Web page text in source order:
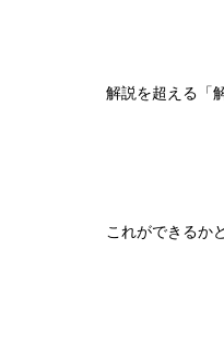
解説を超える「
これができるか